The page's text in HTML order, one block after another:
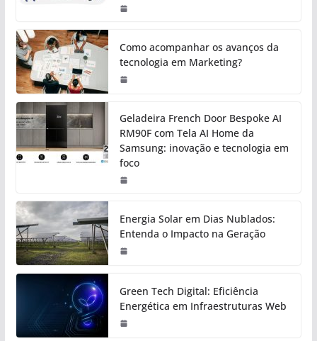
Como acompanhar os avanços da
tecnologia em Marketing?
Geladeira French Door Bespoke AI
RM90F com Tela AI Home da
Samsung: inovação e tecnologia em
foco
Energia Solar em Dias Nublados:
Entenda o Impacto na Geração
Green Tech Digital: Eficiência
Energética em Infraestruturas Web